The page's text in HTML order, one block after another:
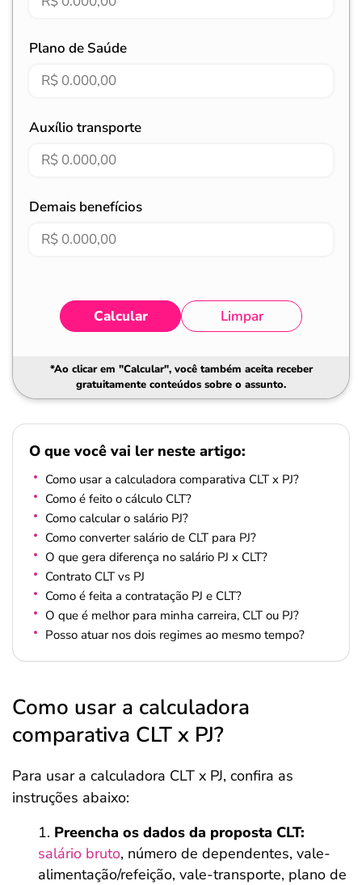
Plano de Saúde
Auxílio transporte
Demais benefícios
Calcular Limpar
*Ao clicar em "Calcular", você também aceita receber
gratuitamente conteúdos sobre o assunto.
O que você vai ler neste artigo:
Como usar a calculadora comparativa CLT x PJ?
Como é feito o cálculo CLT?
Como calcular o salário PJ?
Como converter salário de CLT para PJ?
O que gera diferença no salário PJ x CLT?
Contrato CLT vs PJ
Como é feita a contratação PJ e CLT?
O que é melhor para minha carreira, CLT ou PJ?
Posso atuar nos dois regimes ao mesmo tempo?
Como usar a calculadora
comparativa CLT x PJ?
Para usar a calculadora CLT x PJ, confira as
instruções abaixo:
Preencha os dados da proposta CLT:
salário bruto, número de dependentes, vale-
alimentação/refeição, vale-transporte, plano de